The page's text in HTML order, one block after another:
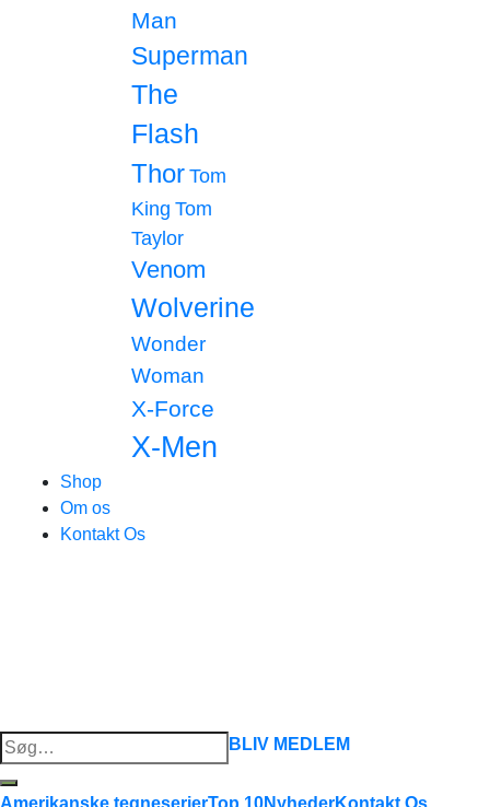
Man
Superman
The
Flash
Thor Tom
King Tom
Taylor
Venom
Wolverine
Wonder
Woman
X-Force
X-Men
Shop
Om os
Kontakt Os
Søg
efter:
BLIV MEDLEM
Amerikanske tegneserierTop 10NyhederKontakt Os